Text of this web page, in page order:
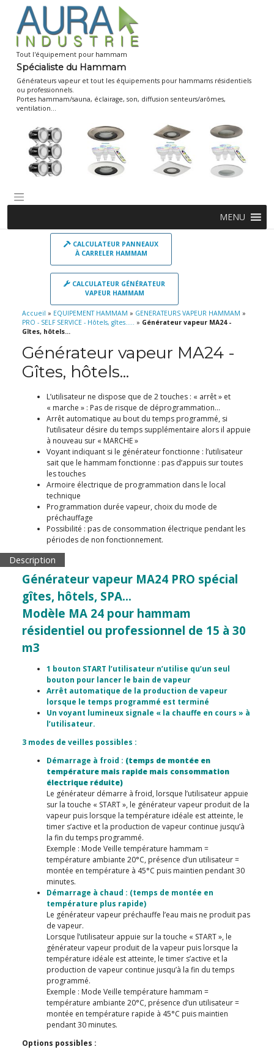
content
Tout l'équipement pour hammam
Spécialiste du Hammam
Générateurs vapeur et tout les équipements pour hammams résidentiels
ou professionnels.
Portes hammam/sauna, éclairage, son, diffusion senteurs/arômes,
ventilation...
MENU
CALCULATEUR PANNEAUX
À CARRELER HAMMAM
CALCULATEUR GÉNÉRATEUR
VAPEUR HAMMAM
Accueil » EQUIPEMENT HAMMAM » GENERATEURS VAPEUR HAMMAM »
PRO - SELF SERVICE - Hôtels, gîtes.....
» Générateur vapeur MA24 -
Gîtes, hôtels...
Générateur vapeur MA24 -
Gîtes, hôtels...
L’utilisateur ne dispose que de 2 touches : « arrêt » et
« marche » : Pas de risque de déprogrammation…
Arrêt automatique au bout du temps programmé, si
l’utilisateur désire du temps supplémentaire alors il appuie
à nouveau sur « MARCHE »
Voyant indiquant si le générateur fonctionne : l’utilisateur
sait que le hammam fonctionne : pas d’appuis sur toutes
les touches
Armoire électrique de programmation dans le local
technique
Programmation durée vapeur, choix du mode de
préchauffage
Possibilité : pas de consommation électrique pendant les
périodes de non fonctionnement.
Description
Générateur vapeur MA24 PRO spécial
gîtes, hôtels, SPA…
Modèle MA 24 pour hammam
résidentiel ou professionnel de 15 à 30
m3
1 bouton START l’utilisateur n’utilise qu’un seul
bouton pour lancer le bain de vapeur
Arrêt automatique de la production de vapeur
lorsque le temps programmé est terminé
Un voyant lumineux signale « la chauffe en cours » à
l’utilisateur.
3 modes de veilles possibles :
Démarrage à froid : (temps de montée en
température mais rapide mais consommation
électrique réduite)
Le générateur démarre à froid, lorsque l’utilisateur appuie
sur la touche « START », le générateur vapeur produit de la
vapeur puis lorsque la température idéale est atteinte, le
timer s’active et la production de vapeur continue jusqu’à
la fin du temps programmé.
Exemple : Mode Veille température hammam =
température ambiante 20°C, présence d’un utilisateur =
montée en température à 45°C puis maintien pendant 30
minutes.
Démarrage à chaud : (temps de montée en
température plus rapide)
Le générateur vapeur préchauffe l’eau mais ne produit pas
de vapeur.
Lorsque l’utilisateur appuie sur la touche « START », le
générateur vapeur produit de la vapeur puis lorsque la
température idéale est atteinte, le timer s’active et la
production de vapeur continue jusqu’à la fin du temps
programmé.
Exemple : Mode Veille température hammam =
température ambiante 20°C, présence d’un utilisateur =
montée en température rapide à 45°C puis maintien
pendant 30 minutes.
Options possibles :